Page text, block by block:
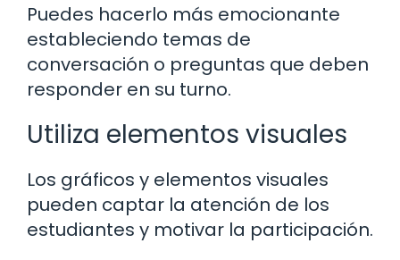
Puedes hacerlo más emocionante
estableciendo temas de
conversación o preguntas que deben
responder en su turno.
Utiliza elementos visuales
Los gráficos y elementos visuales
pueden captar la atención de los
estudiantes y motivar la participación.